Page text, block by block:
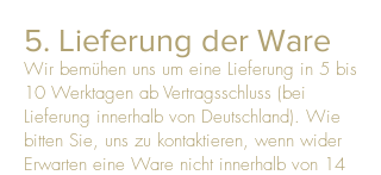
5. Lieferung der Ware
Wir bemühen uns um eine Lieferung in 5 bis
10 Werktagen ab Vertragsschluss (bei
Lieferung innerhalb von Deutschland). Wie
bitten Sie, uns zu kontaktieren, wenn wider
Erwarten eine Ware nicht innerhalb von 14